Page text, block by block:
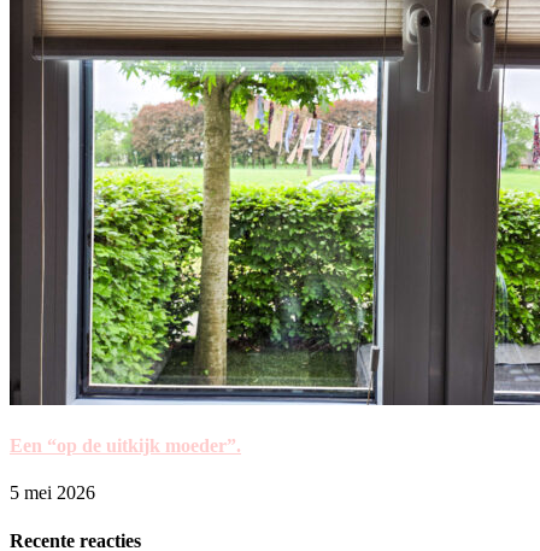
Een “op de uitkijk moeder”.
5 mei 2026
Recente reacties